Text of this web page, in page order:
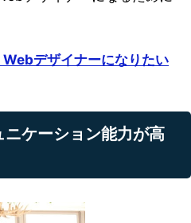
デザイナーになりたい
ケーション能力が高